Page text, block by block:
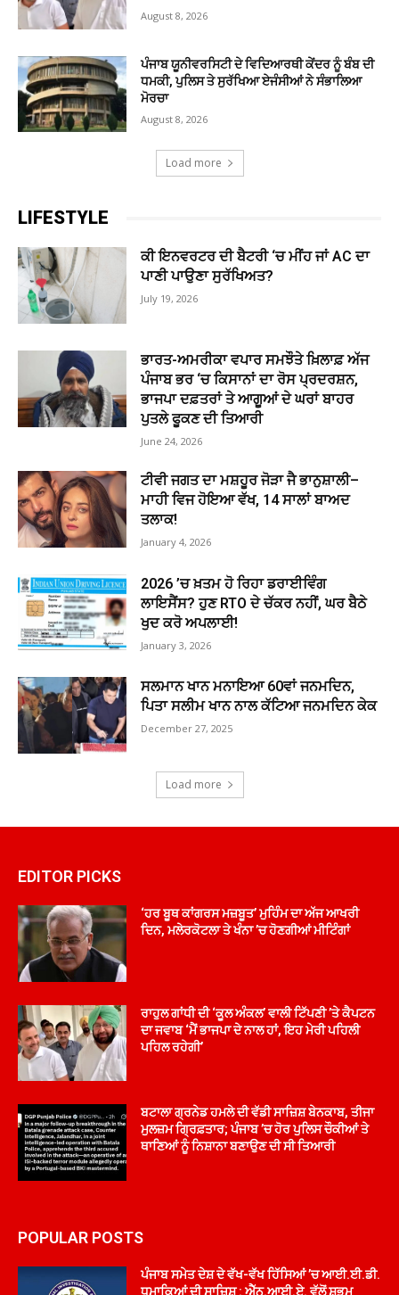
August 8, 2026
ਪੰਜਾਬ ਯੂਨੀਵਰਸਿਟੀ ਦੇ ਵਿਦਿਆਰਥੀ ਕੇਂਦਰ ਨੂੰ ਬੰਬ ਦੀ
ਧਮਕੀ, ਪੁਲਿਸ ਤੇ ਸੁਰੱਖਿਆ ਏਜੰਸੀਆਂ ਨੇ ਸੰਭਾਲਿਆ
ਮੋਰਚਾ
August 8, 2026
Load more
LIFESTYLE
ਕੀ ਇਨਵਰਟਰ ਦੀ ਬੈਟਰੀ ‘ਚ ਮੀਂਹ ਜਾਂ AC ਦਾ
ਪਾਣੀ ਪਾਉਣਾ ਸੁਰੱਖਿਅਤ?
July 19, 2026
ਭਾਰਤ-ਅਮਰੀਕਾ ਵਪਾਰ ਸਮਝੌਤੇ ਖ਼ਿਲਾਫ਼ ਅੱਜ
ਪੰਜਾਬ ਭਰ ‘ਚ ਕਿਸਾਨਾਂ ਦਾ ਰੋਸ ਪ੍ਰਦਰਸ਼ਨ,
ਭਾਜਪਾ ਦਫ਼ਤਰਾਂ ਤੇ ਆਗੂਆਂ ਦੇ ਘਰਾਂ ਬਾਹਰ
ਪੁਤਲੇ ਫੂਕਣ ਦੀ ਤਿਆਰੀ
June 24, 2026
ਟੀਵੀ ਜਗਤ ਦਾ ਮਸ਼ਹੂਰ ਜੋੜਾ ਜੈ ਭਾਨੁਸ਼ਾਲੀ–
ਮਾਹੀ ਵਿਜ ਹੋਇਆ ਵੱਖ, 14 ਸਾਲਾਂ ਬਾਅਦ
ਤਲਾਕ!
January 4, 2026
2026 ’ਚ ਖ਼ਤਮ ਹੋ ਰਿਹਾ ਡਰਾਈਵਿੰਗ
ਲਾਇਸੈਂਸ? ਹੁਣ RTO ਦੇ ਚੱਕਰ ਨਹੀਂ, ਘਰ ਬੈਠੇ
ਖੁਦ ਕਰੋ ਅਪਲਾਈ!
January 3, 2026
ਸਲਮਾਨ ਖਾਨ ਮਨਾਇਆ 60ਵਾਂ ਜਨਮਦਿਨ,
ਪਿਤਾ ਸਲੀਮ ਖਾਨ ਨਾਲ ਕੱਟਿਆ ਜਨਮਦਿਨ ਕੇਕ
December 27, 2025
Load more
EDITOR PICKS
‘ਹਰ ਬੂਥ ਕਾਂਗਰਸ ਮਜ਼ਬੂਤ’ ਮੁਹਿੰਮ ਦਾ ਅੱਜ ਆਖਰੀ
ਦਿਨ, ਮਲੇਰਕੋਟਲਾ ਤੇ ਖੰਨਾ ’ਚ ਹੋਣਗੀਆਂ ਮੀਟਿੰਗਾਂ
ਰਾਹੁਲ ਗਾਂਧੀ ਦੀ ‘ਕੂਲ ਅੰਕਲ’ ਵਾਲੀ ਟਿੱਪਣੀ ’ਤੇ ਕੈਪਟਨ
ਦਾ ਜਵਾਬ ‘ਮੈਂ ਭਾਜਪਾ ਦੇ ਨਾਲ ਹਾਂ, ਇਹ ਮੇਰੀ ਪਹਿਲੀ
ਪਹਿਲ ਰਹੇਗੀ’
ਬਟਾਲਾ ਗ੍ਰਨੇਡ ਹਮਲੇ ਦੀ ਵੱਡੀ ਸਾਜ਼ਿਸ਼ ਬੇਨਕਾਬ, ਤੀਜਾ
ਮੁਲਜ਼ਮ ਗ੍ਰਿਫ਼ਤਾਰ; ਪੰਜਾਬ ’ਚ ਹੋਰ ਪੁਲਿਸ ਚੌਕੀਆਂ ਤੇ
ਥਾਣਿਆਂ ਨੂੰ ਨਿਸ਼ਾਨਾ ਬਣਾਉਣ ਦੀ ਸੀ ਤਿਆਰੀ
POPULAR POSTS
ਪੰਜਾਬ ਸਮੇਤ ਦੇਸ਼ ਦੇ ਵੱਖ-ਵੱਖ ਹਿੱਸਿਆਂ ’ਚ ਆਈ.ਈ.ਡੀ.
ਧਮਾਕਿਆਂ ਦੀ ਸਾਜ਼ਿਸ਼ : ਐੱਨ.ਆਈ.ਏ. ਵੱਲੋਂ ਸ਼ੁਭਮ